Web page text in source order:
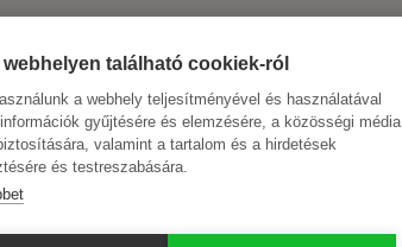
webhelyen található cookiek-ról
a webhely teljesítményével és használatával
gyűjtésére és elemzésére, a közösségi média
valamint a tartalom és a hirdetések
és testreszabására.